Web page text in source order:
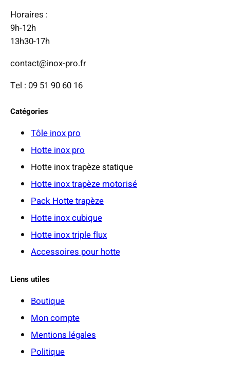
Horaires :
9h-12h
13h30-17h
contact@inox-pro.fr
Tel : 09 51 90 60 16
Catégories
Tôle inox pro
Hotte inox pro
Hotte inox trapèze statique
Hotte inox trapèze motorisé
Pack Hotte trapèze
Hotte inox cubique
Hotte inox triple flux
Accessoires pour hotte
Liens utiles
Boutique
Mon compte
Mentions légales
Politique